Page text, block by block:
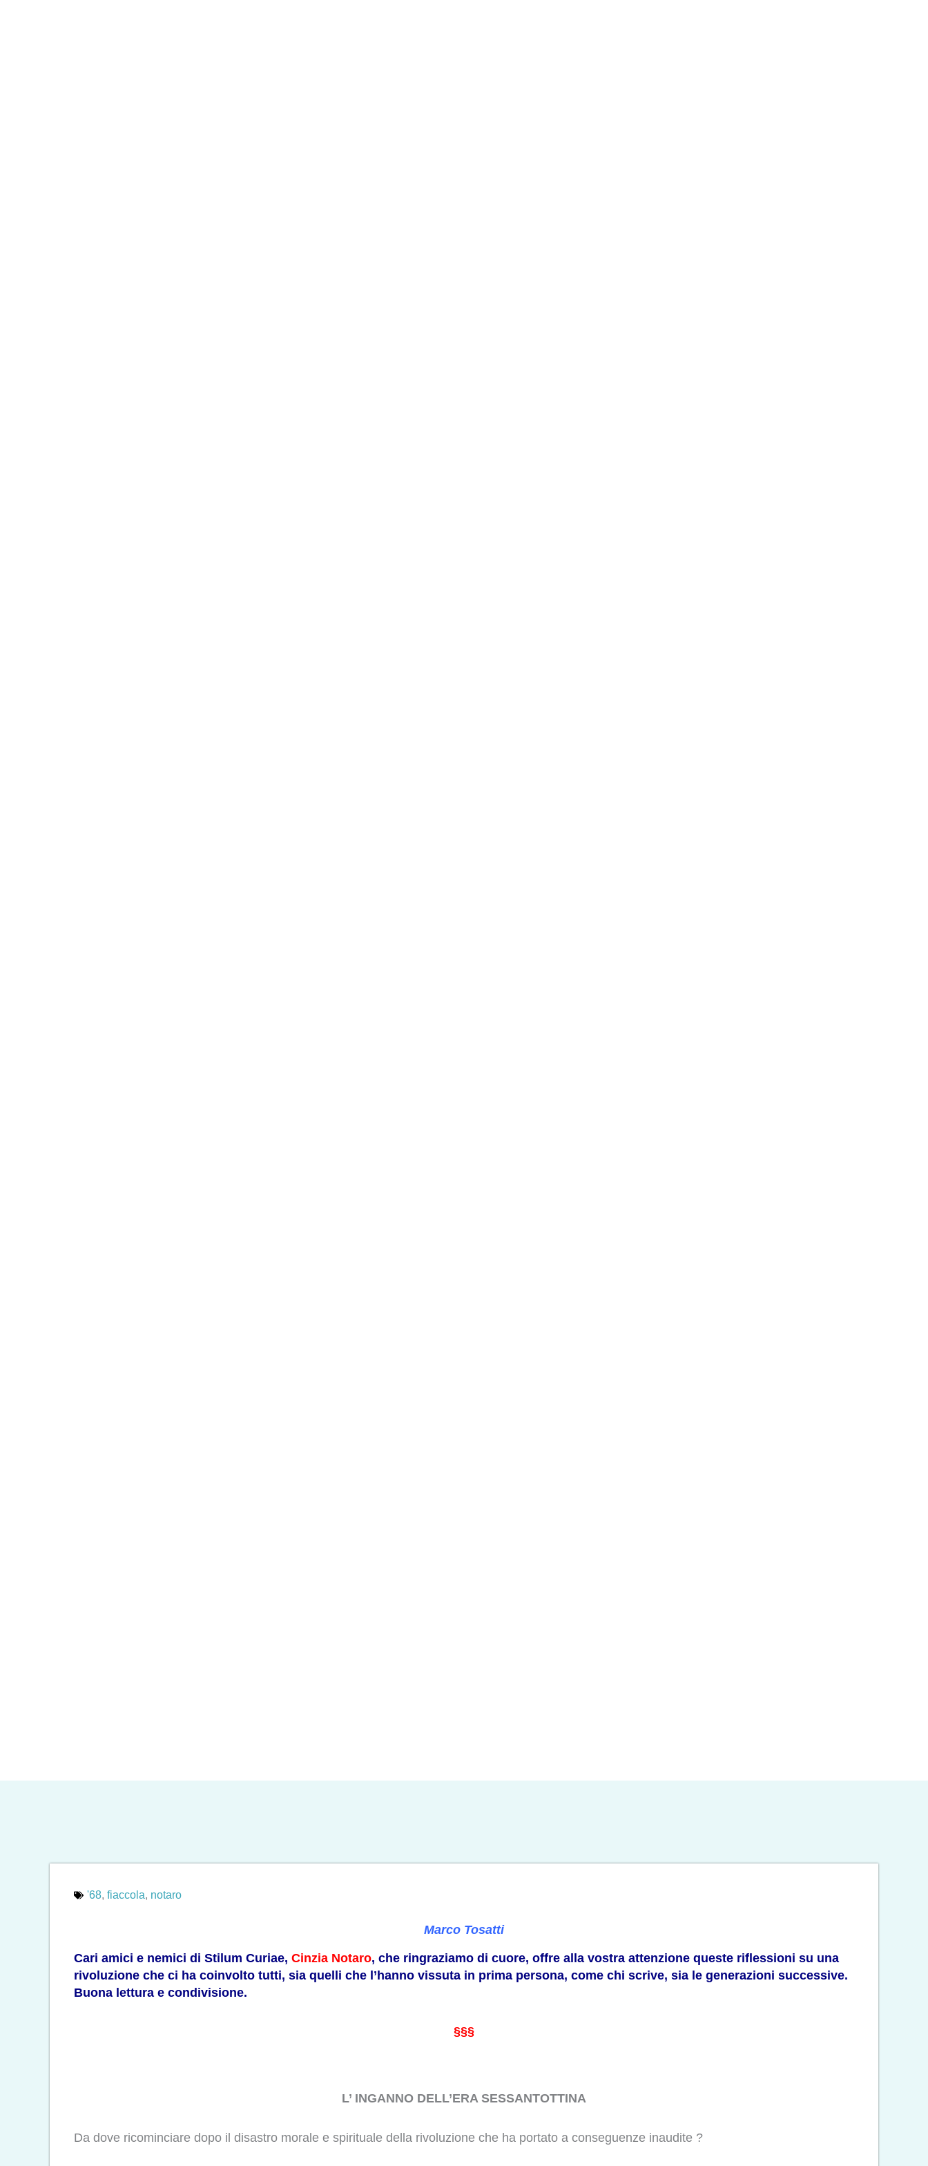
'68, fiaccola, notaro
Marco Tosatti
Cari amici e nemici di Stilum Curiae, Cinzia Notaro, che ringraziamo di cuore, offre alla vostra attenzione queste riflessioni su una
rivoluzione che ci ha coinvolto tutti, sia quelli che l’hanno vissuta in prima persona, come chi scrive, sia le generazioni successive.
Buona lettura e condivisione.
§§§
L’ INGANNO DELL’ERA SESSANTOTTINA
Da dove ricominciare dopo il disastro morale e spirituale della rivoluzione che ha portato a conseguenze inaudite ?